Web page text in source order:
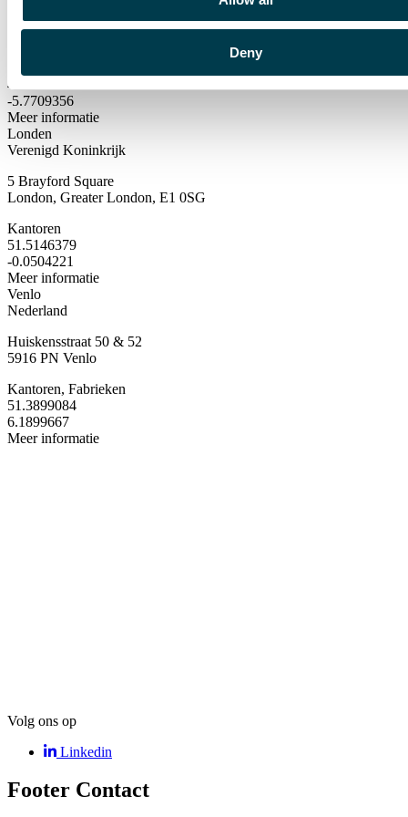
Deny
Ctra. de Valcabado s/n
49192 Roales del Pan, Zamora
41.5462865
-5.7709356
Meer informatie
Londen
Verenigd Koninkrijk
5 Brayford Square
London, Greater London, E1 0SG
Kantoren
51.5146379
-0.0504221
Meer informatie
Venlo
Nederland
Huiskensstraat 50 & 52
5916 PN Venlo
Kantoren, Fabrieken
51.3899084
6.1899667
Meer informatie
Volg ons op
Linkedin
Footer Contact